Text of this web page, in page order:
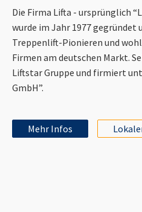
Die Firma Lifta - ursprünglich
wurde im Jahr 1977 gegründet
Treppenlift-Pionieren und
Firmen am deutschen Markt.
Liftstar Gruppe und firmiert
GmbH”.
Mehr Infos